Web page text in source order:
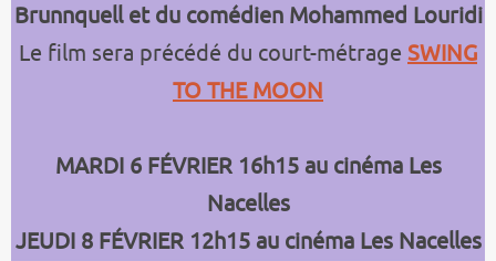
Brunnquell et du comédien Mohammed Louridi
Le film sera précédé du court-métrage SWING
TO THE MOON
MARDI 6 FÉVRIER 16h15 au cinéma Les
Nacelles
JEUDI 8 FÉVRIER 12h15 au cinéma Les Nacelles